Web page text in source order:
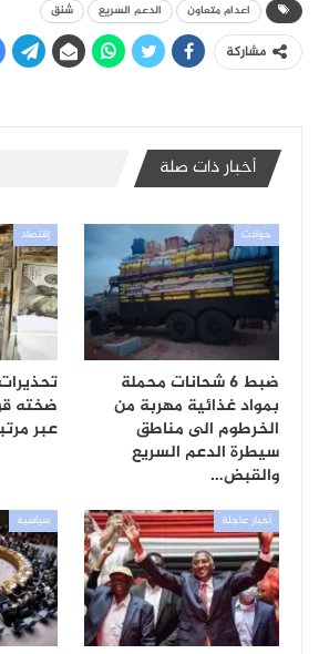
اعدام متعاون الدعم السريع شنق
مشاركة
أخبار ذات صلة
حوادث
ضبط 6 شحانات محملة
بمواد غذائية مهربة من
الخرطوم الى مناطق
سيطرة الدعم السريع
والقبض…
إقتصاد
ضخته
عبر
أخبار عاجلة سياسية